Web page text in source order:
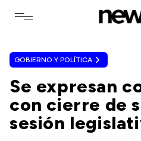
Toggle navigation menu
GOBIERNO Y POLÍTICA
Se expresan
con cierre de
sesión